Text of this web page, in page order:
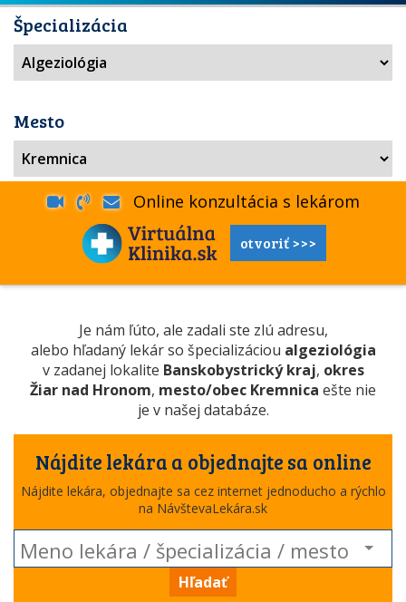
Špecializácia
Mesto
Online konzultácia s lekárom
otvoriť >>>
Je nám ľúto, ale zadali ste zlú adresu,
alebo hľadaný lekár so špecializáciou algeziológia
v zadanej lokalite Banskobystrický kraj, okres
Žiar nad Hronom, mesto/obec Kremnica ešte nie
je v našej databáze.
Nájdite lekára a objednajte sa online
Nájdite lekára, objednajte sa cez internet jednoducho a rýchlo
na NávštevaLekára.sk
Hľadať